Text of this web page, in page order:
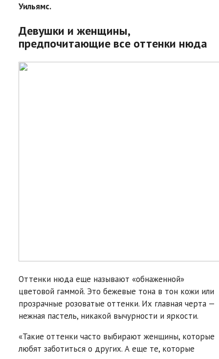
Уильямс.
Девушки и женщины,
предпочитающие все оттенки нюда
Оттенки нюда еще называют «обнаженной»
цветовой гаммой. Это бежевые тона в тон кожи или
прозрачные розоватые оттенки. Их главная черта —
нежная пастель, никакой вычурности и яркости.
«Такие оттенки часто выбирают женщины, которые
любят заботиться о других. А еще те, которые